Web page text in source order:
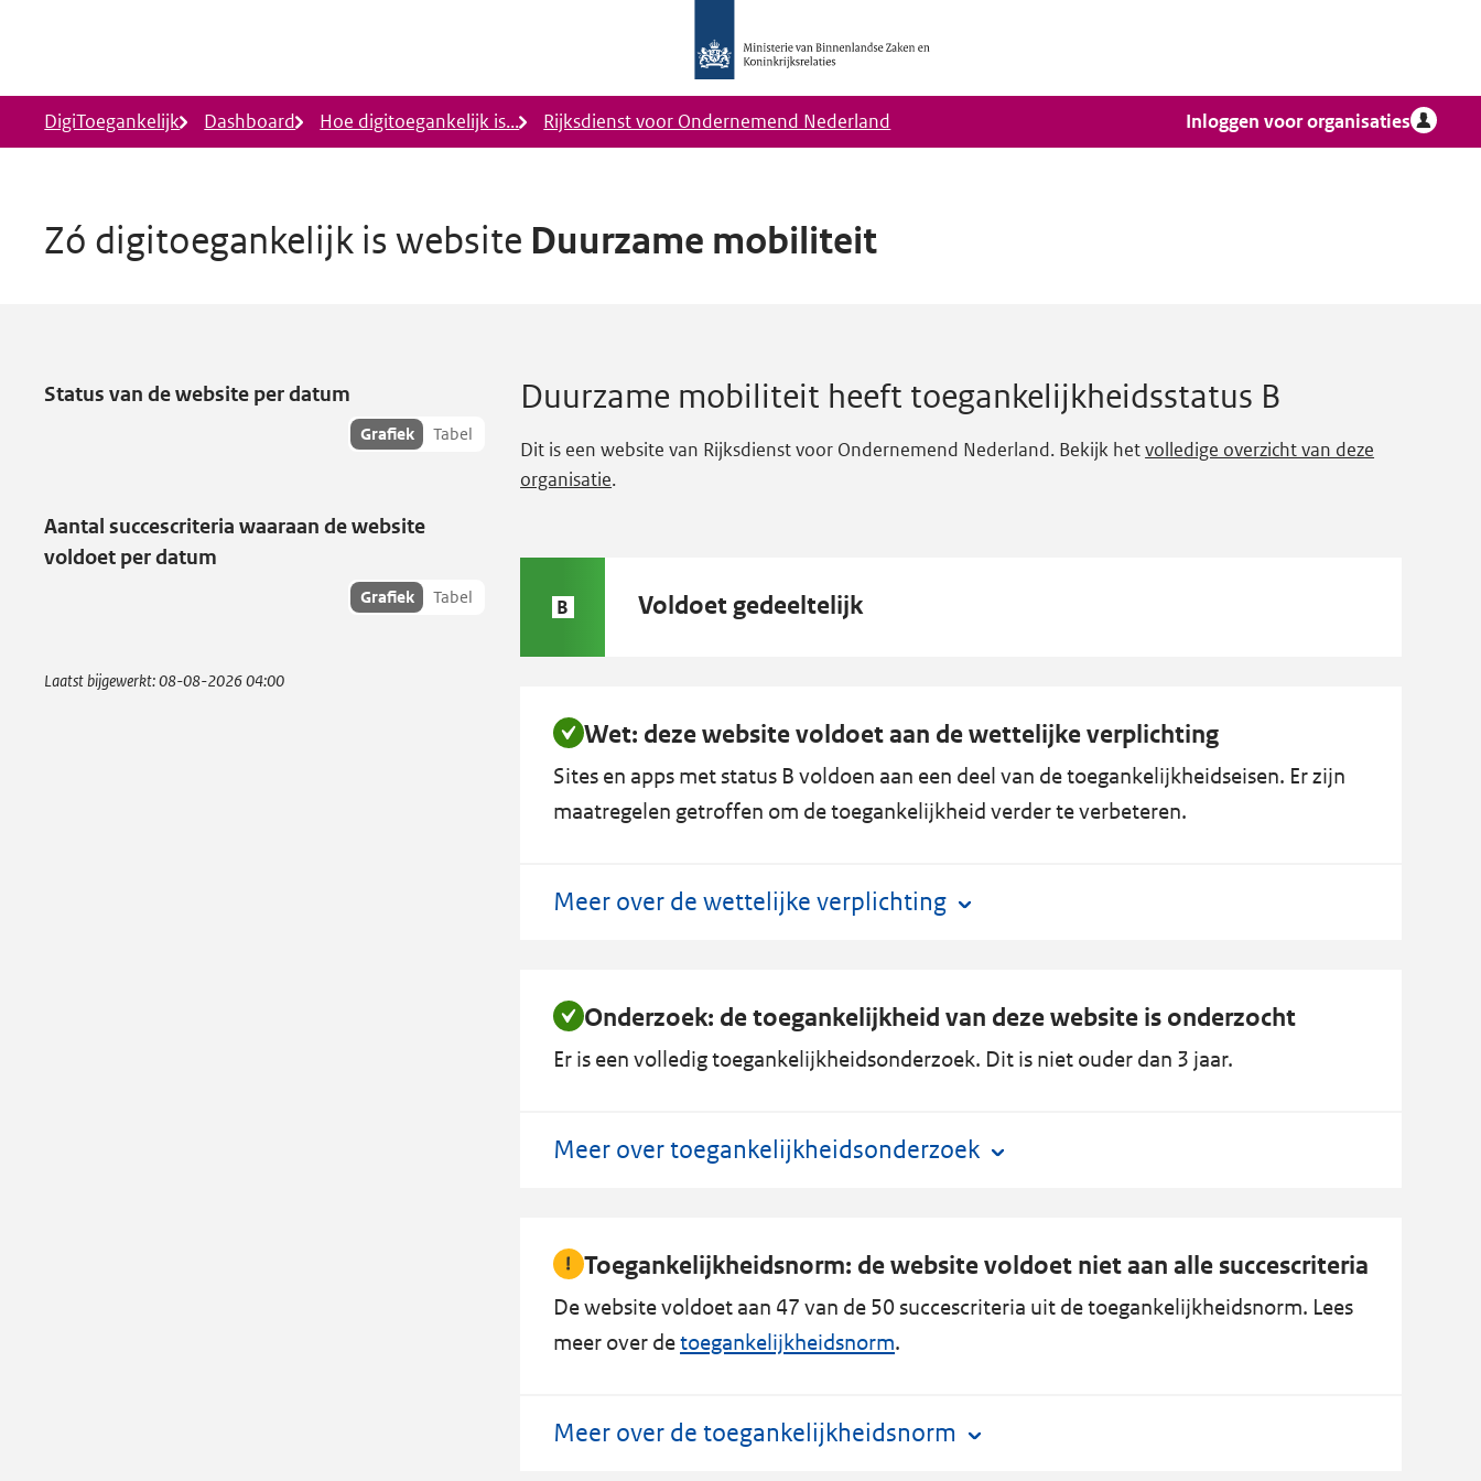
Ministerie
van
Zaken
Homepage
DigiToegankelijk
DigiToegankelijk Dashboard Hoe digitoegankelijk is... Rijksdienst voor Ondernemend Nederland Inloggen voor organisaties
Zó digitoegankelijk is website Duurzame mobiliteit
Duurzame mobiliteitheeft toegankelijkheidsstatus B.
Status van de website per datum
Toon
Grafiek Tabel
Aantal succescriteria waaraan de website
voldoet per datum
Toon
Grafiek Tabel
Laatst bijgewerkt:08-08-2026 04:00
Duurzame mobiliteit heeft toegankelijkheidsstatus B
Dit is een website van Rijksdienst voor Ondernemend Nederland. Bekijk hetvolledige overzicht van deze
organisatie.
Status
Voldoet gedeeltelijk
B
Wet: deze website voldoet aan de wettelijke verplichting
Sites en apps met status B voldoen aan een deel van de toegankelijkheidseisen. Er zijn
maatregelen getroffen om de toegankelijkheid verder te verbeteren.
Meer over de wettelijke verplichting
Onderzoek: de toegankelijkheid van deze website is onderzocht
Er is een volledig toegankelijkheidsonderzoek. Dit is niet ouder dan 3 jaar.
Meer over toegankelijkheidsonderzoek
Toegankelijkheidsnorm: de website voldoet niet aan alle succescriteria
De website voldoet aan 47 van de 50 succescriteria uit de toegankelijkheidsnorm. Lees
meer over detoegankelijkheidsnorm.
Meer over de toegankelijkheidsnorm